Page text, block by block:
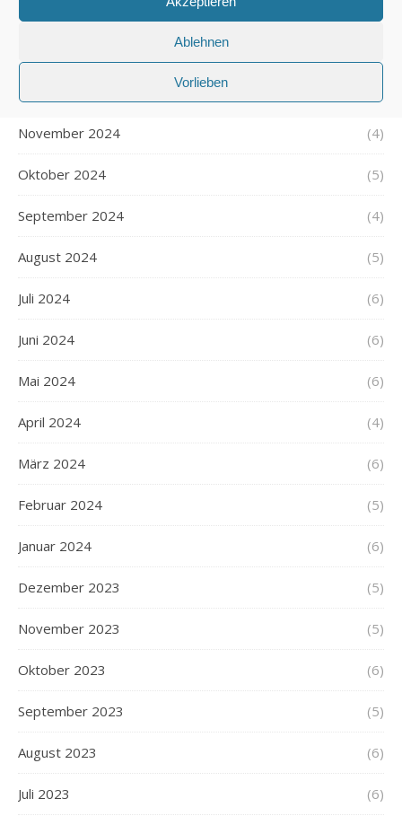
Ablehnen
Vorlieben
November 2024 (4)
Oktober 2024 (5)
September 2024 (4)
August 2024 (5)
Juli 2024 (6)
Juni 2024 (6)
Mai 2024 (6)
April 2024 (4)
März 2024 (6)
Februar 2024 (5)
Januar 2024 (6)
Dezember 2023 (5)
November 2023 (5)
Oktober 2023 (6)
September 2023 (5)
August 2023 (6)
Juli 2023 (6)